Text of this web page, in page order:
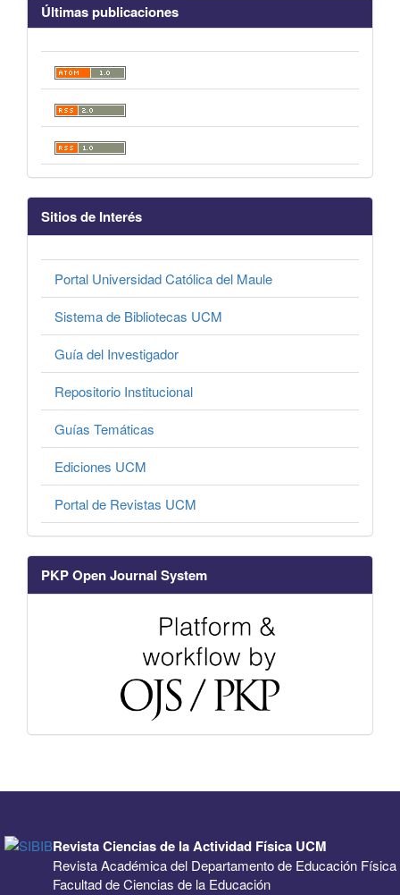
Últimas publicaciones
Sitios de Interés
Portal Universidad Católica del Maule
Sistema de Bibliotecas UCM
Guía del Investigador
Repositorio Institucional
Guías Temáticas
Ediciones UCM
Portal de Revistas UCM
PKP Open Journal System
Revista Ciencias de la Actividad Física UCM
Revista Académica del Departamento de Educación Física
Facultad de Ciencias de la Educación